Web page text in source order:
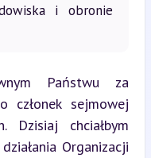
i obronie
Państwu za
członek sejmowej
Dzisiaj chciałbym
Organizacji